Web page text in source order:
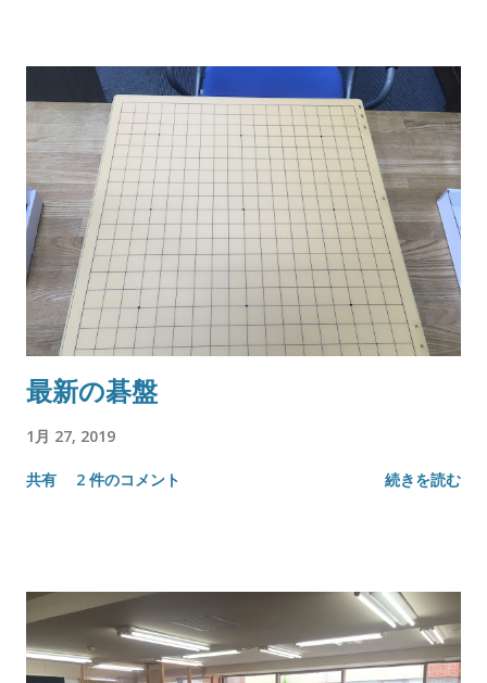
最新の碁盤
1月 27, 2019
共有 2 件のコメント 続きを読む